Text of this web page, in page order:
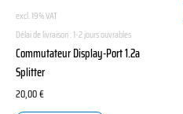
excl. 19% VAT
Délai de livraison :1-2 jours ouvrables
Commutateur Display-Port 1.2a
Splitter
20,00€